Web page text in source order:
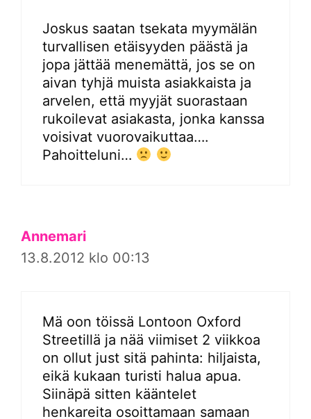
Joskus saatan tsekata myymälän
turvallisen etäisyyden päästä ja
jopa jättää menemättä, jos se on
aivan tyhjä muista asiakkaista ja
arvelen, että myyjät suorastaan
rukoilevat asiakasta, jonka kanssa
voisivat vuorovaikuttaa….
Pahoitteluni…
Annemari
13.8.2012 klo 00:13
Mä oon töissä Lontoon Oxford
Streetillä ja nää viimiset 2 viikkoa
on ollut just sitä pahinta: hiljaista,
eikä kukaan turisti halua apua.
Siinäpä sitten kääntelet
henkareita osoittamaan samaan